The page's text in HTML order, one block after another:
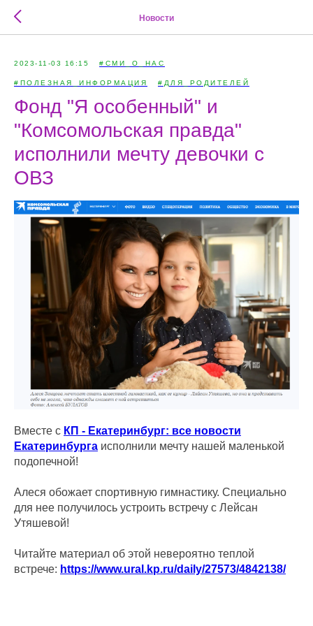
Новости
2023-11-03 16:15 #СМИ_О_НАС
#ПОЛЕЗНАЯ_ИНФОРМАЦИЯ #ДЛЯ_РОДИТЕЛЕЙ
Фонд "Я особенный" и
"Комсомольская правда"
исполнили мечту девочки с
ОВЗ
Вместе с КП - Екатеринбург: все новости
Екатеринбурга исполнили мечту нашей маленькой
подопечной!
Алеся обожает спортивную гимнастику. Специально
для нее получилось устроить встречу с Лейсан
Утяшевой!
Читайте материал об этой невероятно теплой
встрече: https://www.ural.kp.ru/daily/27573/4842138/